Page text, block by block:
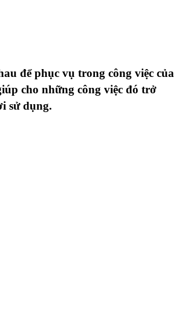
để phục vụ trong công việc của
cho những công việc đó trở
sử dụng.